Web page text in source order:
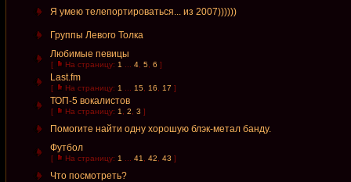
Я умею телепортироваться... из 2007))))))
Группы Левого Толка
Любимые певицы
[ На страницу: 1 4 5 6 ]
Last.fm
[ На страницу: 1 15 16 17 ]
ТОП-5 вокалистов
[ На страницу: 1 2 3 ]
Помогите найти одну хорошую блэк-метал банду.
Футбол
[ На страницу: 1 41 42 43 ]
Что посмотреть?